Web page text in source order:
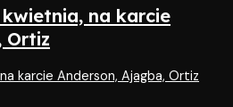
na karcie
Ortiz
karcie Anderson, Ajagba, Ortiz